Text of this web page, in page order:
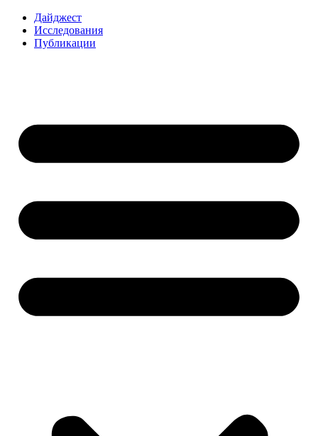
Перейти
содержимому
Дайджест
Исследования
Публикации